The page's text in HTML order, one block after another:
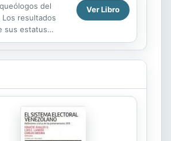
del
resultados
sus estatus
Ver Libro